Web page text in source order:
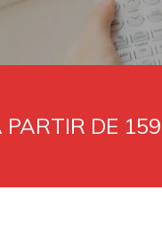
PARTIR DE